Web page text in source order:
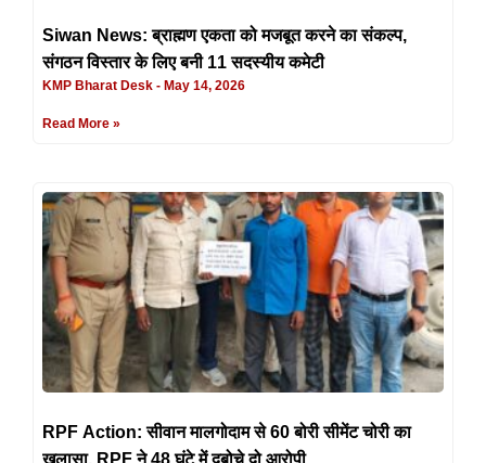
Siwan News: ब्राह्मण एकता को मजबूत करने का संकल्प,
संगठन विस्तार के लिए बनी 11 सदस्यीय कमेटी
KMP Bharat Desk May 14, 2026
Read More »
RPF Action: सीवान मालगोदाम से 60 बोरी सीमेंट चोरी का
खुलासा, RPF ने 48 घंटे में दबोचे दो आरोपी